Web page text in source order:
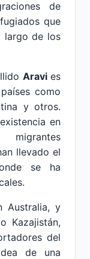
de
que
largo de los
Aravies
como
y otros.
en
llevado el
se ha
Australia, y
Kazajistán,
del
de una